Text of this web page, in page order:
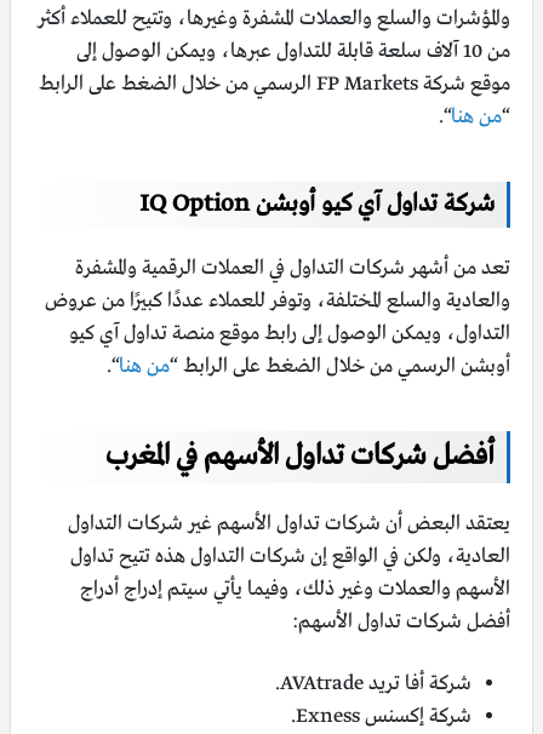
والمؤشرات والسلع والعملات المشفرة وغيرها، وتتيح للعملاء أكثر
من 10 آلاف سلعة قابلة للتداول عبرها، ويمكن الوصول إلى
موقع شركة FP Markets الرسمي من خلال الضغط على الرابط
“من هنا“.
شركة تداول آي كيو أوبشن IQ Option
تعد من أشهر شركات التداول في العملات الرقمية والمشفرة
والعادية والسلع المختلفة، وتوفر للعملاء عددًا كبيرًا من عروض
التداول، ويمكن الوصول إلى رابط موقع منصة تداول آي كيو
أوبشن الرسمي من خلال الضغط على الرابط “من هنا“.
أفضل شركات تداول الأسهم في المغرب
يعتقد البعض أن شركات تداول الأسهم غير شركات التداول
العادية، ولكن في الواقع إن شركات التداول هذه تتيح تداول
الأسهم والعملات وغير ذلك، وفيما يأتي سيتم إدراج أدراج
أفضل شركات تداول الأسهم:
شركة أفا تريد AVAtrade.
شركة إكسنس Exness.